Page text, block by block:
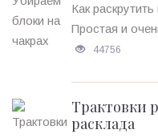
Как
Простая и
44756
Трактовки
расклада